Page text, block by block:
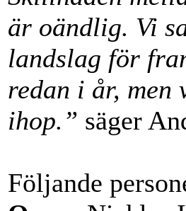
är oändlig. Vi
landslag för
redan i år, men
ihop.” säger
Följande